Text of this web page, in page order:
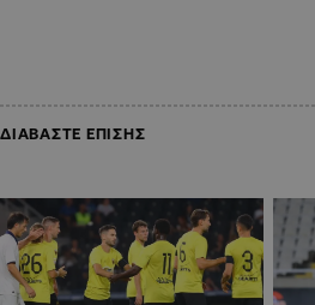
ΔΙΑΒΑΣΤΕ ΕΠΙΣΗΣ